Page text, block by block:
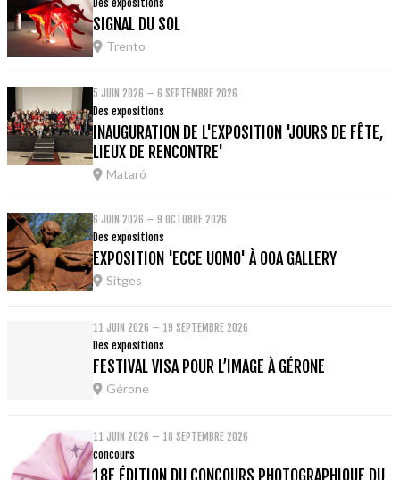
Des expositions
SIGNAL DU SOL
Trento
5 JUIN 2026 – 6 SEPTEMBRE 2026
Des expositions
INAUGURATION DE L'EXPOSITION 'JOURS DE FÊTE,
LIEUX DE RENCONTRE'
Mataró
6 JUIN 2026 – 9 OCTOBRE 2026
Des expositions
EXPOSITION 'ECCE UOMO' À OOA GALLERY
Sitges
11 JUIN 2026 – 19 SEPTEMBRE 2026
Des expositions
FESTIVAL VISA POUR L’IMAGE À GÉRONE
Gérone
11 JUIN 2026 – 18 SEPTEMBRE 2026
concours
18E ÉDITION DU CONCOURS PHOTOGRAPHIQUE DU